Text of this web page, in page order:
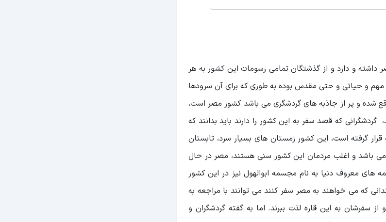
و دارد و از گذشتگان تمامی رسومات این کشور به هر
مهم و حیاتی و حتی مقدس بوده به طوری که برای آن سرودها
شده و پر از جاذبه های گردشگری می باشد کشور مصر است،
که قصد سفر به این کشور را دارند باید بدانند که
گرفته است، این کشور زمستان های بسیار سرد، تابستان
می باشد و اغلب مردمان این کشور سنی هستند، مصر در حال
معروف دنیا به نام مجسمه ابوالهول نیز در این کشور
که می خواهند به مصر سفر کنند می توانند با مراجعه به
از سفرشان به این قاره لذت ببرند. اما به گفته گردشگران و